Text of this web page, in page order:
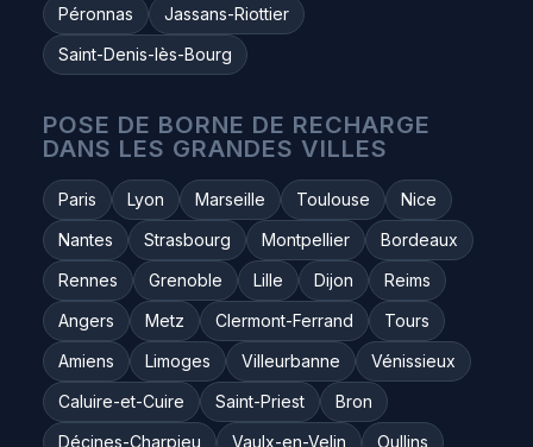
Péronnas
Jassans-Riottier
Saint-Denis-lès-Bourg
POSE DE BORNE DE RECHARGE
DANS LES GRANDES VILLES
Paris Lyon Marseille Toulouse
Nice
Nantes
Strasbourg Montpellier
Bordeaux
Rennes
Grenoble Lille Dijon
Reims
Angers
Metz Clermont-Ferrand
Tours
Amiens
Limoges Villeurbanne
Vénissieux
Caluire-et-Cuire
Saint-Priest
Bron
Décines-Charpieu
Vaulx-en-Velin
Oullins